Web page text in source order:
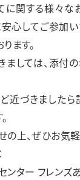
に関する様々
安心してご参加
ます。
ましては、添付
近づきました
上、ぜひお気軽
ンター フレンズ